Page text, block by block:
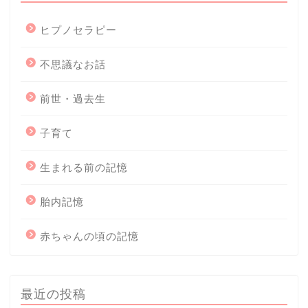
ヒプノセラピー
不思議なお話
前世・過去生
子育て
生まれる前の記憶
胎内記憶
赤ちゃんの頃の記憶
最近の投稿